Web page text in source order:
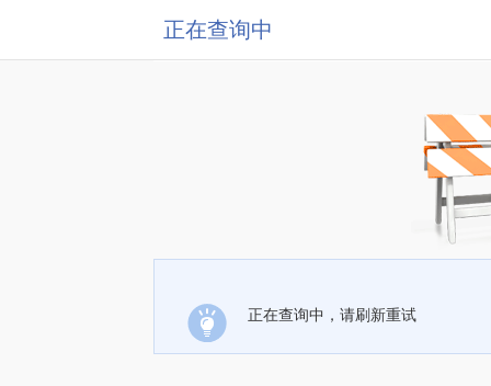
正在查询中
正在查询中，请刷新重试